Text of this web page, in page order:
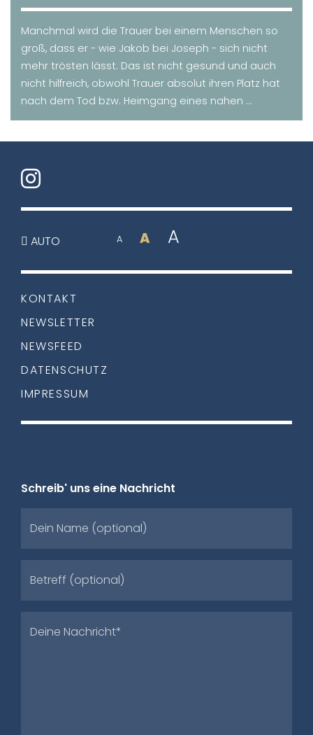
Manchmal wird die Trauer bei einem Menschen so
groß, dass er - wie Jakob bei Joseph - sich nicht
mehr trösten lässt. Das ist nicht gesund und auch
nicht hilfreich, obwohl Trauer absolut ihren Platz hat
nach dem Tod bzw. Heimgang eines nahen ...
Schreib' uns eine Nachricht
Dein Name (optional)
Betreff (optional)
Deine Nachricht*
AUTO A A A
KONTAKT
NEWSLETTER
NEWSFEED
DATENSCHUTZ
IMPRESSUM